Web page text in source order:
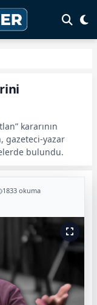
kararının
gazeteci-yazar
bulundu.
1833 okuma